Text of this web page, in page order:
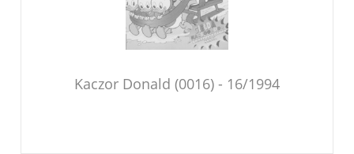
Kaczor Donald (0016) - 16/1994